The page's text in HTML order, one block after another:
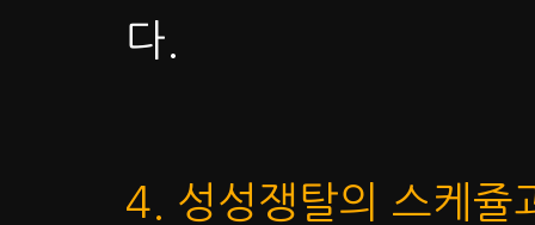
다.
4. 성성쟁탈의 스케쥴